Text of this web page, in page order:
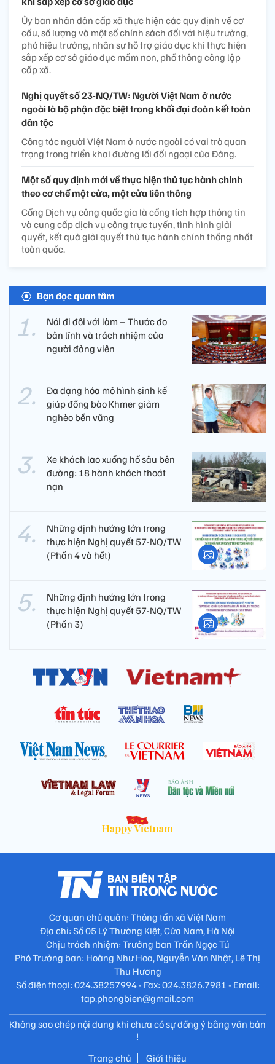
Ủy ban nhân dân cấp xã thực hiện các quy định về cơ
cấu, số lượng và một số chính sách đối với hiệu trưởng,
phó hiệu trưởng, nhân sự hỗ trợ giáo dục khi thực hiện
sắp xếp cơ sở giáo dục mầm non, phổ thông công lập
cấp xã.
Nghị quyết số 23-NQ/TW: Người Việt Nam ở nước
ngoài là bộ phận đặc biệt trong khối đại đoàn kết toàn
dân tộc
Công tác người Việt Nam ở nước ngoài có vai trò quan
trọng trong triển khai đường lối đối ngoại của Đảng.
Một số quy định mới về thực hiện thủ tục hành chính
theo cơ chế một cửa, một cửa liên thông
Cổng Dịch vụ công quốc gia là cổng tích hợp thông tin
và cung cấp dịch vụ công trực tuyến, tình hình giải
quyết, kết quả giải quyết thủ tục hành chính thống nhất
toàn quốc.
Bạn đọc quan tâm
Nói đi đôi với làm – Thước đo
bản lĩnh và trách nhiệm của
người đảng viên​
Đa dạng hóa mô hình sinh kế
giúp đồng bào Khmer giảm
nghèo bền vững
Xe khách lao xuống hố sâu bên
đường: 18 hành khách thoát
nạn
Những định hướng lớn trong
thực hiện Nghị quyết 57-NQ/TW
(Phần 4 và hết)
Những định hướng lớn trong
thực hiện Nghị quyết 57-NQ/TW
(Phần 3)
Cơ quan chủ quản: Thông tấn xã Việt Nam
Địa chỉ: Số 05 Lý Thường Kiệt, Cửa Nam, Hà Nội
Chịu trách nhiệm: Trưởng ban Trần Ngọc Tú
Phó Trưởng ban: Hoàng Như Hoa, Nguyễn Văn Nhật, Lê Thị
Thu Hương
Số điện thoại: 024.38257994 - Fax: 024.3826.7981 - Email:
tap.phongbien@gmail.com
Không sao chép nội dung khi chưa có sự đồng ý bằng văn bản
!
Trang chủ
Giới thiệu